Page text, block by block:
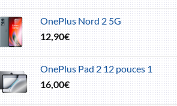
OnePlus Nord 2 5G
12,90€
OnePlus Pad 2 12 pouces 1
16,00€